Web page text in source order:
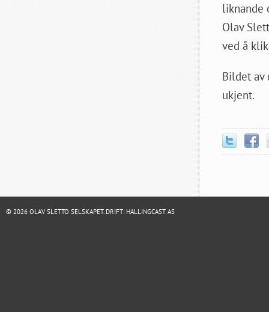
liknande
Olav
ved å
Bildet av
ukjent.
© 2026 OLAV SLETTO SELSKAPET. DRIFT: HALLINGCAST AS